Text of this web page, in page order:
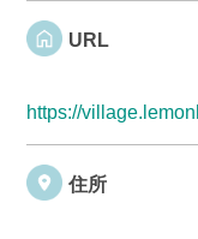
URL
https://
住所